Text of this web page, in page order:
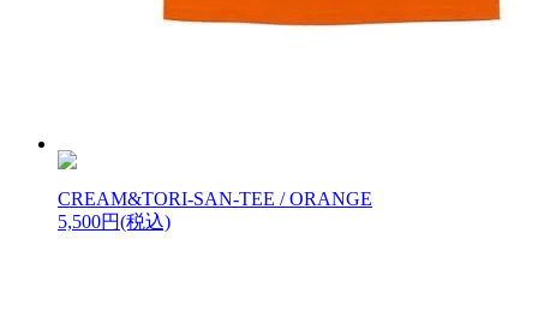
CREAM&TORI-SAN-TEE / ORANGE
5,500円(税込)